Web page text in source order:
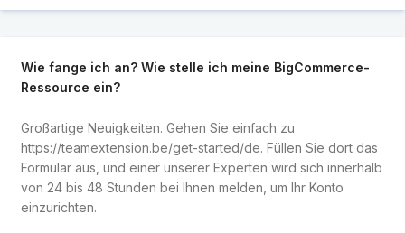
Wie fange ich an? Wie stelle ich meine BigCommerce-
Ressource ein?
Großartige Neuigkeiten. Gehen Sie einfach zu
https://teamextension.be/get-started/de. Füllen Sie dort das
Formular aus, und einer unserer Experten wird sich innerhalb
von 24 bis 48 Stunden bei Ihnen melden, um Ihr Konto
einzurichten.